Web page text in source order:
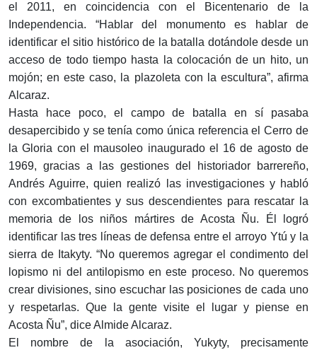
el 2011, en coincidencia con el Bicentenario de la
Independencia. “Hablar del monumento es hablar de
identificar el sitio histórico de la batalla dotándole desde un
acceso de todo tiempo hasta la colocación de un hito, un
mojón; en este caso, la plazoleta con la escultura”, afirma
Alcaraz.
Hasta hace poco, el campo de batalla en sí pasaba
desapercibido y se tenía como única referencia el Cerro de
la Gloria con el mausoleo inaugurado el 16 de agosto de
1969, gracias a las gestiones del historiador barrereño,
Andrés Aguirre, quien realizó las investigaciones y habló
con excombatientes y sus descendientes para rescatar la
memoria de los niños mártires de Acosta Ñu. Él logró
identificar las tres líneas de defensa entre el arroyo Ytú y la
sierra de Itakyty. “No queremos agregar el condimento del
lopismo ni del antilopismo en este proceso. No queremos
crear divisiones, sino escuchar las posiciones de cada uno
y respetarlas. Que la gente visite el lugar y piense en
Acosta Ñu”, dice Almide Alcaraz.
El nombre de la asociación, Yukyty, precisamente